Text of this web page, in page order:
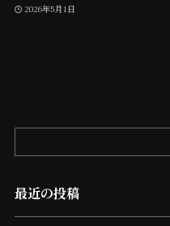
2026年5月1日
最近の投稿